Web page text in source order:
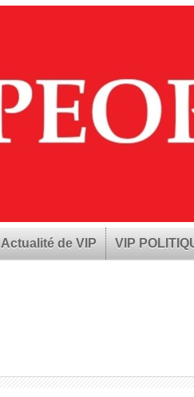
Actualité de VIP VIP